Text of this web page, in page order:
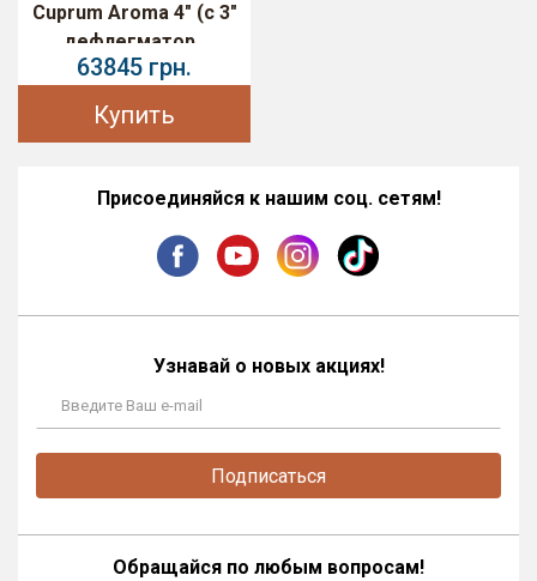
Cuprum Aroma 4" (с 3"
дефлегматор..
63845 грн.
Купить
Присоединяйся к нашим соц. сетям!
Узнавай о новых акциях!
Подписаться
Обращайся по любым вопросам!